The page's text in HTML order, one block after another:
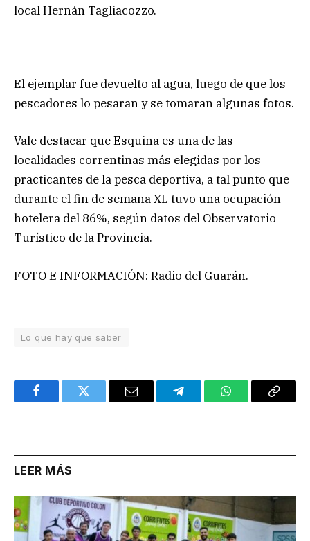
local Hernán Tagliacozzo.
El ejemplar fue devuelto al agua, luego de que los
pescadores lo pesaran y se tomaran algunas fotos.
Vale destacar que Esquina es una de las
localidades correntinas más elegidas por los
practicantes de la pesca deportiva, a tal punto que
durante el fin de semana XL tuvo una ocupación
hotelera del 86%, según datos del Observatorio
Turístico de la Provincia.
FOTO E INFORMACIÓN: Radio del Guarán.
Lo que hay que saber
FacebookTwitter Email TelegramWhatsAppCopy
LEER MÁS